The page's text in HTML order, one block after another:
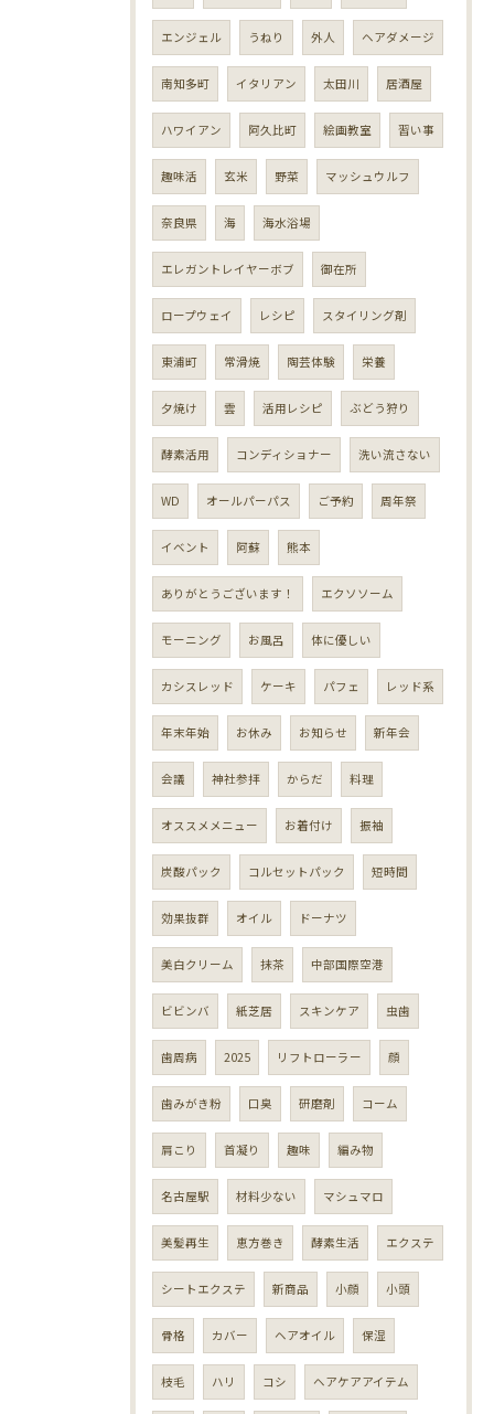
エンジェル うねり 外人 ヘアダメージ
南知多町 イタリアン 太田川 居酒屋
ハワイアン 阿久比町 絵画教室 習い事
趣味活 玄米 野菜 マッシュウルフ
奈良県 海 海水浴場
エレガントレイヤーボブ 御在所
ロープウェイ レシピ スタイリング剤
東浦町 常滑焼 陶芸体験 栄養
夕焼け 雲 活用レシピ ぶどう狩り
酵素活用 コンディショナー 洗い流さない
WD オールパーパス ご予約 周年祭
イベント 阿蘇 熊本
ありがとうございます！ エクソソーム
モーニング お風呂 体に優しい
カシスレッド ケーキ パフェ レッド系
年末年始 お休み お知らせ 新年会
会議 神社参拝 からだ 料理
オススメメニュー お着付け 振袖
炭酸パック コルセットパック 短時間
効果抜群 オイル ドーナツ
美白クリーム 抹茶 中部国際空港
ビビンバ 紙芝居 スキンケア 虫歯
歯周病 2025 リフトローラー 顔
歯みがき粉 口臭 研磨剤 コーム
肩こり 首凝り 趣味 編み物
名古屋駅 材料少ない マシュマロ
美髪再生 恵方巻き 酵素生活 エクステ
シートエクステ 新商品 小顔 小頭
骨格 カバー ヘアオイル 保湿
枝毛 ハリ コシ ヘアケアアイテム